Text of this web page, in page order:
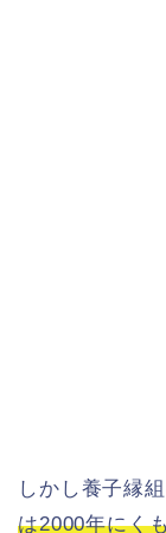
しかし養子縁
は2000年にく